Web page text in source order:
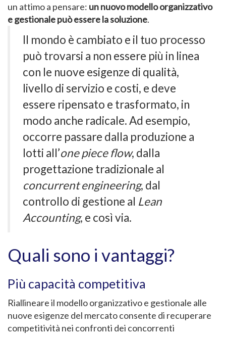
un attimo a pensare: un nuovo modello organizzativo
e gestionale può essere la soluzione.
Il mondo è cambiato e il tuo processo
può trovarsi a non essere più in linea
con le nuove esigenze di qualità,
livello di servizio e costi, e deve
essere ripensato e trasformato, in
modo anche radicale. Ad esempio,
occorre passare dalla produzione a
lotti all’one piece flow, dalla
progettazione tradizionale al
concurrent engineering, dal
controllo di gestione al Lean
Accounting, e così via.
Quali sono i vantaggi?
Più capacità competitiva
Riallineare il modello organizzativo e gestionale alle
nuove esigenze del mercato consente di recuperare
competitività nei confronti dei concorrenti